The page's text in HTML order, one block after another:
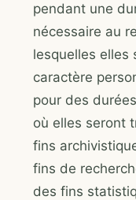
pendant une
nécessaire au
lesquelles elles
caractère
pour des
où elles seront
fins
fins de
des fins